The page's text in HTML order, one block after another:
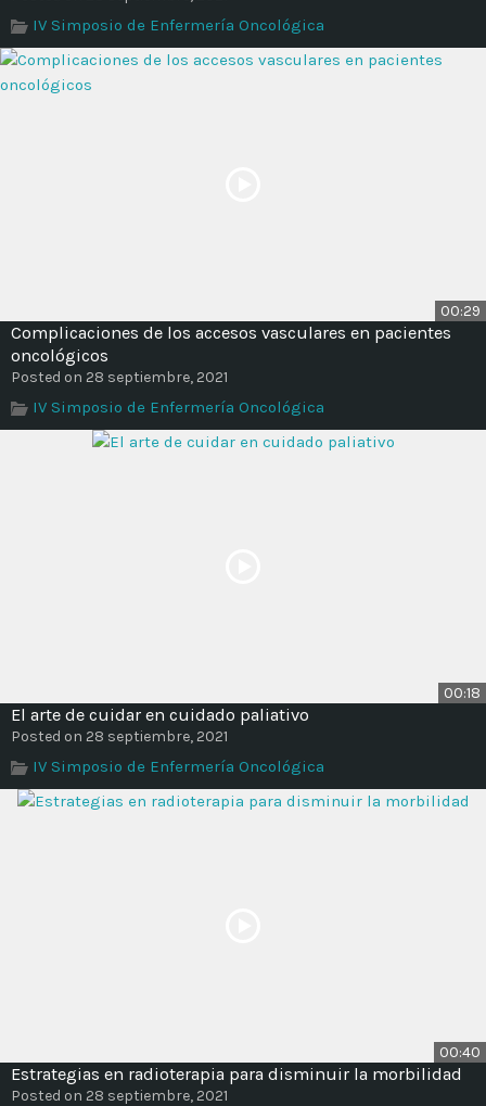
Time
IV Simposio de Enfermería Oncológica
00:29
Complicaciones de los accesos vasculares en pacientes
oncológicos
Posted on 28 septiembre, 2021
IV Simposio de Enfermería Oncológica
00:18
El arte de cuidar en cuidado paliativo
Posted on 28 septiembre, 2021
IV Simposio de Enfermería Oncológica
00:40
Estrategias en radioterapia para disminuir la morbilidad
Posted on 28 septiembre, 2021